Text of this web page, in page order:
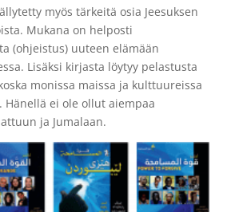
myös tärkeitä osia Jeesuksen
Mukana on helposti
(ohjeistus) uuteen elämään
Lisäksi kirjasta löytyy pelastusta
monissa maissa ja kulttuureissa
Hänellä ei ole ollut aiempaa
ja Jumalaan.